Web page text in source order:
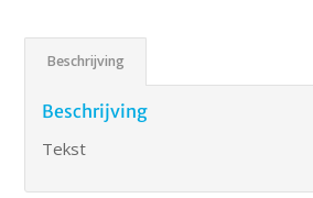
Beschrijving
Beschrijving
Tekst